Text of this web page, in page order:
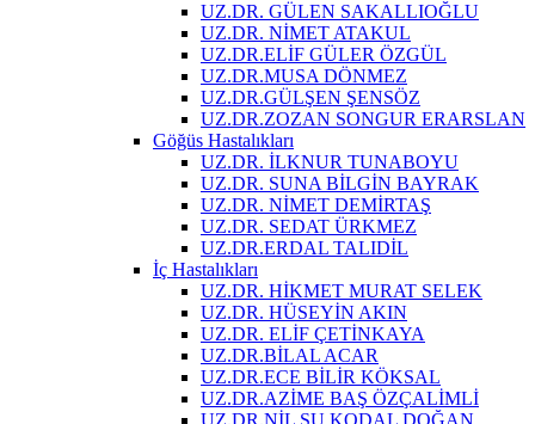
UZ.DR. GÜLEN SAKALLIOĞLU
UZ.DR. NİMET ATAKUL
UZ.DR.ELİF GÜLER ÖZGÜL
UZ.DR.MUSA DÖNMEZ
UZ.DR.GÜLŞEN ŞENSÖZ
UZ.DR.ZOZAN SONGUR ERARSLAN
Göğüs Hastalıkları
UZ.DR. İLKNUR TUNABOYU
UZ.DR. SUNA BİLGİN BAYRAK
UZ.DR. NİMET DEMİRTAŞ
UZ.DR. SEDAT ÜRKMEZ
UZ.DR.ERDAL TALIDİL
İç Hastalıkları
UZ.DR. HİKMET MURAT SELEK
UZ.DR. HÜSEYİN AKIN
UZ.DR. ELİF ÇETİNKAYA
UZ.DR.BİLAL ACAR
UZ.DR.ECE BİLİR KÖKSAL
UZ.DR.AZİME BAŞ ÖZÇALİMLİ
UZ.DR.NİL SU KODAL DOĞAN